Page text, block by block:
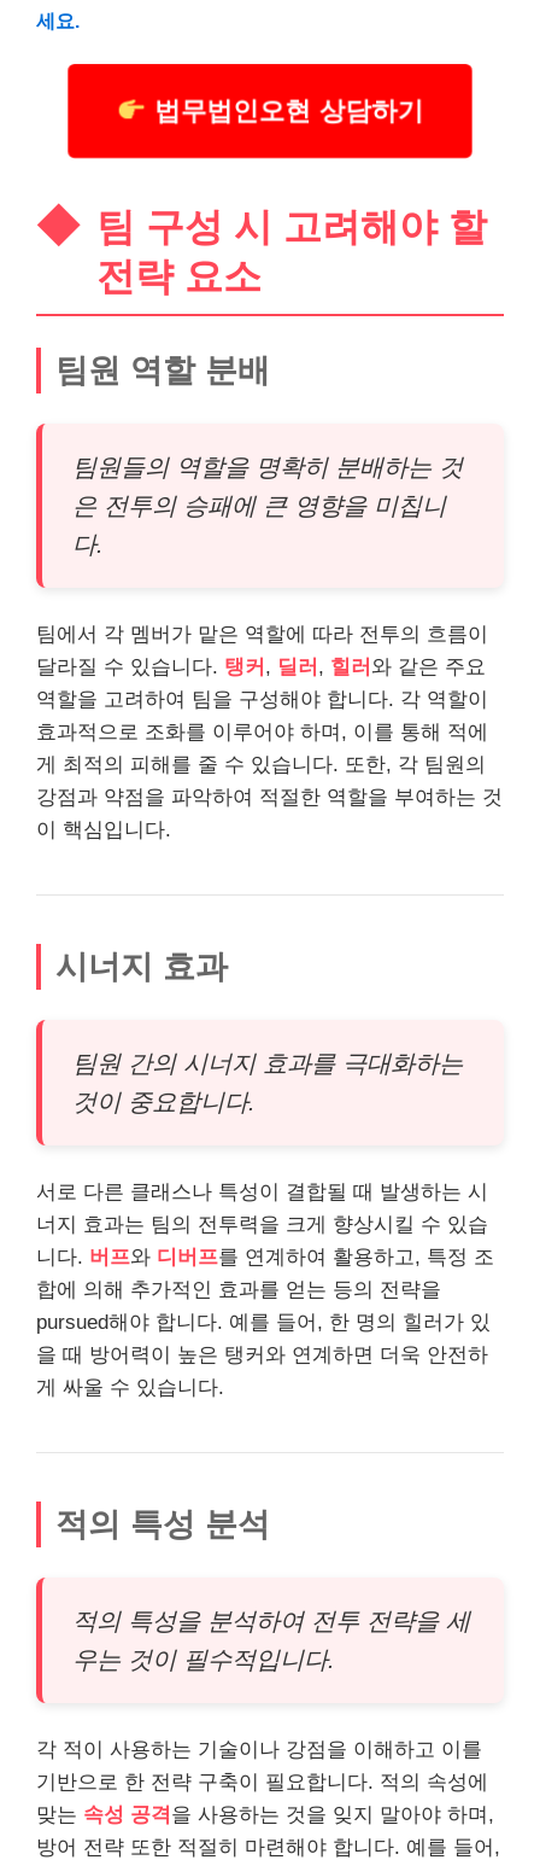
세요.
법무법인오현 상담하기
팀 구성 시 고려해야 할
전략 요소
팀원 역할 분배
팀원들의 역할을 명확히 분배하는 것
은 전투의 승패에 큰 영향을 미칩니
다.
팀에서 각 멤버가 맡은 역할에 따라 전투의 흐름이
달라질 수 있습니다. 탱커 , 딜러 , 힐러 와 같은 주요
역할을 고려하여 팀을 구성해야 합니다. 각 역할이
효과적으로 조화를 이루어야 하며, 이를 통해 적에
게 최적의 피해를 줄 수 있습니다. 또한, 각 팀원의
강점과 약점을 파악하여 적절한 역할을 부여하는 것
이 핵심입니다.
시너지 효과
팀원 간의 시너지 효과를 극대화하는
것이 중요합니다.
서로 다른 클래스나 특성이 결합될 때 발생하는 시
너지 효과는 팀의 전투력을 크게 향상시킬 수 있습
니다. 버프와 디버프를 연계하여 활용하고, 특정 조
합에 의해 추가적인 효과를 얻는 등의 전략을
pursued해야 합니다. 예를 들어, 한 명의 힐러가 있
을 때 방어력이 높은 탱커와 연계하면 더욱 안전하
게 싸울 수 있습니다.
적의 특성 분석
적의 특성을 분석하여 전투 전략을 세
우는 것이 필수적입니다.
각 적이 사용하는 기술이나 강점을 이해하고 이를
기반으로 한 전략 구축이 필요합니다. 적의 속성에
맞는 속성 공격 을 사용하는 것을 잊지 말아야 하며,
방어 전략 또한 적절히 마련해야 합니다. 예를 들어,